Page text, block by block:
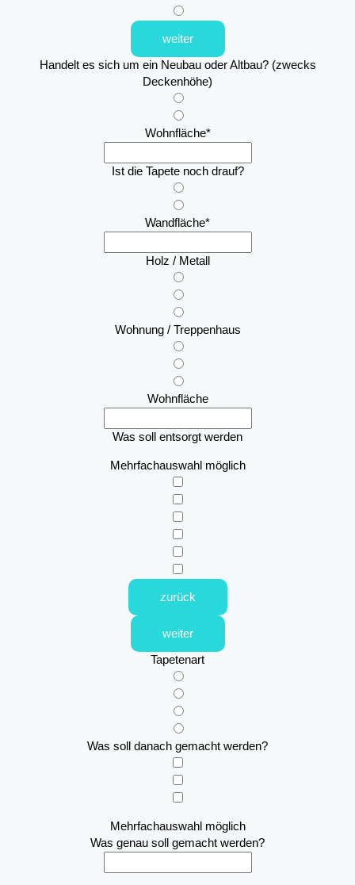
weiter
Handelt es sich um ein Neubau oder Altbau? (zwecks
Deckenhöhe)
Wohnfläche*
Ist die Tapete noch drauf?
Wandfläche*
Holz / Metall
Wohnung / Treppenhaus
Wohnfläche
Was soll entsorgt werden
Mehrfachauswahl möglich
zurück
weiter
Tapetenart
Was soll danach gemacht werden?
Mehrfachauswahl möglich
Was genau soll gemacht werden?